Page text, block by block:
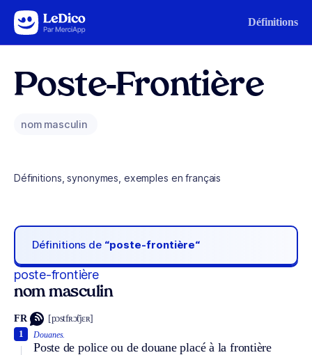
Aller au contenu Définitions
Poste-Frontière
nom masculin
Définitions, synonymes, exemples en français
Définitions de “poste-frontière“
poste-frontière
nom masculin
FR [pɔstfʀɔ̃tjɛʀ]
Douanes.
Poste de police ou de douane placé à la frontière
1